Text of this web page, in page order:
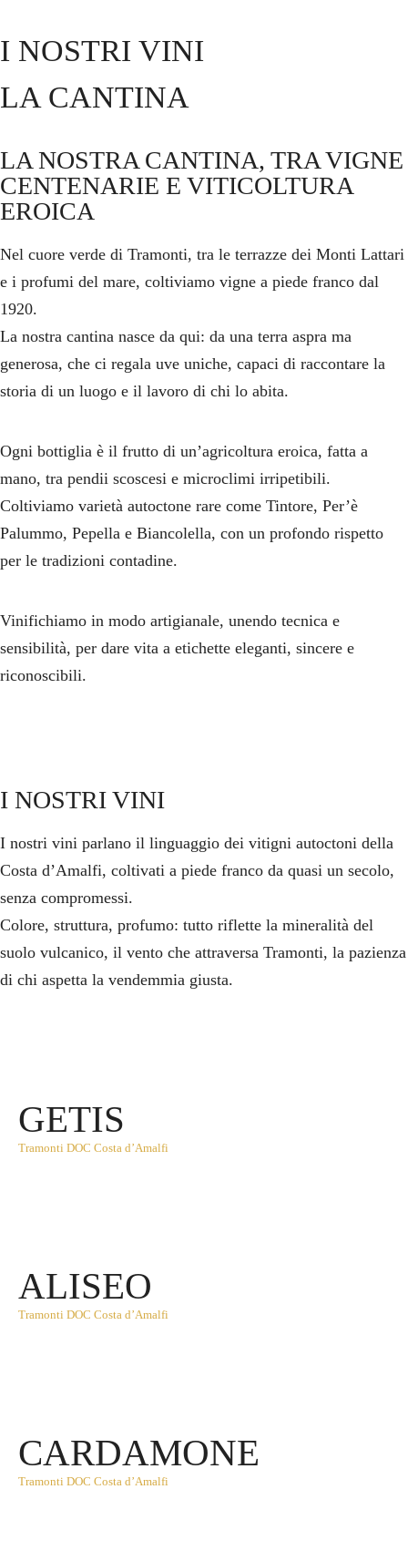
I NOSTRI VINI
LA CANTINA
LA NOSTRA CANTINA, TRA VIGNE
CENTENARIE E VITICOLTURA
EROICA
Nel cuore verde di Tramonti, tra le terrazze dei Monti Lattari
e i profumi del mare, coltiviamo vigne a piede franco dal
1920.
La nostra cantina nasce da qui: da una terra aspra ma
generosa, che ci regala uve uniche, capaci di raccontare la
storia di un luogo e il lavoro di chi lo abita.
Ogni bottiglia è il frutto di un’agricoltura eroica, fatta a
mano, tra pendii scoscesi e microclimi irripetibili.
Coltiviamo varietà autoctone rare come Tintore, Per’è
Palummo, Pepella e Biancolella, con un profondo rispetto
per le tradizioni contadine.
Vinifichiamo in modo artigianale, unendo tecnica e
sensibilità, per dare vita a etichette eleganti, sincere e
riconoscibili.
I NOSTRI VINI
I nostri vini parlano il linguaggio dei vitigni autoctoni della
Costa d’Amalfi, coltivati a piede franco da quasi un secolo,
senza compromessi.
Colore, struttura, profumo: tutto riflette la mineralità del
suolo vulcanico, il vento che attraversa Tramonti, la pazienza
di chi aspetta la vendemmia giusta.
GETIS
Tramonti DOC Costa d’Amalfi
ALISEO
Tramonti DOC Costa d’Amalfi
CARDAMONE
Tramonti DOC Costa d’Amalfi
B&B
La Cantina
Il Wine Tour
Experiences
Wineart/Spesa con l'oste
Dove Siamo
Contatti